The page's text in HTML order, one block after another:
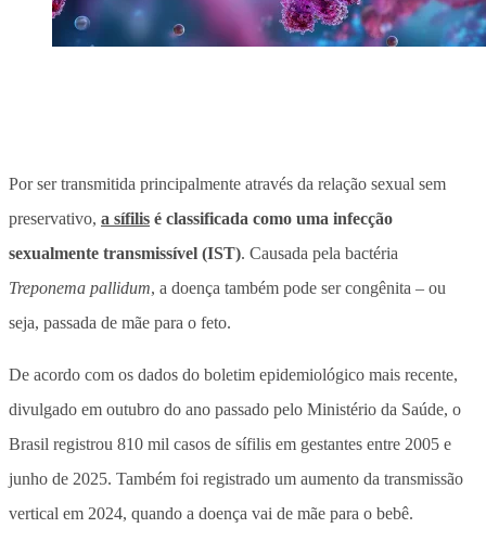
Por ser transmitida principalmente através da relação sexual sem
preservativo, a sífilis é classificada como uma infecção
sexualmente transmissível (IST). Causada pela bactéria
Treponema pallidum, a doença também pode ser congênita – ou
seja, passada de mãe para o feto.
De acordo com os dados do boletim epidemiológico mais recente,
divulgado em outubro do ano passado pelo Ministério da Saúde, o
Brasil registrou 810 mil casos de sífilis em gestantes entre 2005 e
junho de 2025. Também foi registrado um aumento da transmissão
vertical em 2024, quando a doença vai de mãe para o bebê.